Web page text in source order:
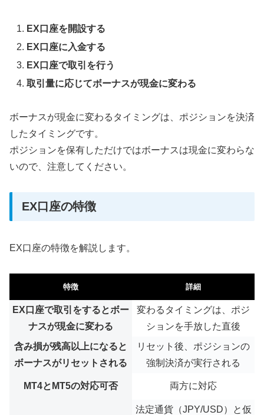
EX口座を開設する
EX口座に入金する
EX口座で取引を行う
取引量に応じてボーナスが現金に変わる
ボーナスが現金に変わるタイミングは、 ポジションを決済
したタイミングです。
ポジションを保有しただけではボーナスは現金に変わらな
いので、注意してください。
EX口座の特徴
EX口座の特徴を解説します。
特徴 詳細
EX口座で取引をするとボー
ナスが現金に変わる
変わるタイミングは、ポジ
ションを手放した直後
含み損が残高以上になると
ボーナスがリセットされる
リセット後、ポジションの
強制決済が実行される
MT4とMT5の対応可否 両方に対応
法定通貨（JPY/USD）と仮